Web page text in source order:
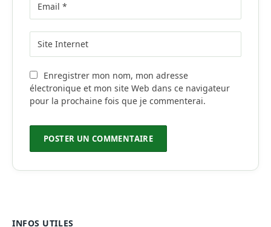
Enregistrer mon nom, mon adresse
électronique et mon site Web dans ce navigateur
pour la prochaine fois que je commenterai.
INFOS UTILES